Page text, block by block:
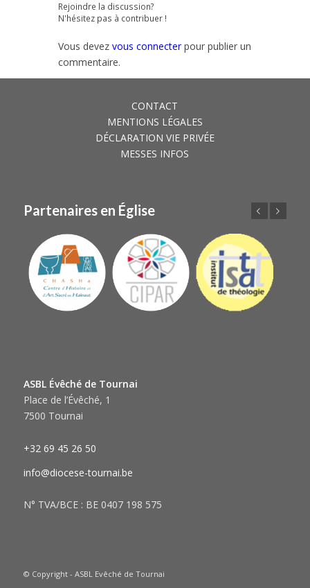
Rejoindre la discussion?
N'hésitez pas à contribuer !
Vous devez vous connecterpour publier un
commentaire.
CONTACT
MENTIONS LÉGALES
DÉCLARATION VIE PRIVÉE
MESSES INFOS
Partenaires en Église
ASBL Évêché de Tournai
Place de l’Évêché, 1
7500 Tournai
+32 69 45 26 50
info@diocese-tournai.be
N° TVA/BCE : BE 0407 198 575
© Copyright - ASBL Evêché de Tournai